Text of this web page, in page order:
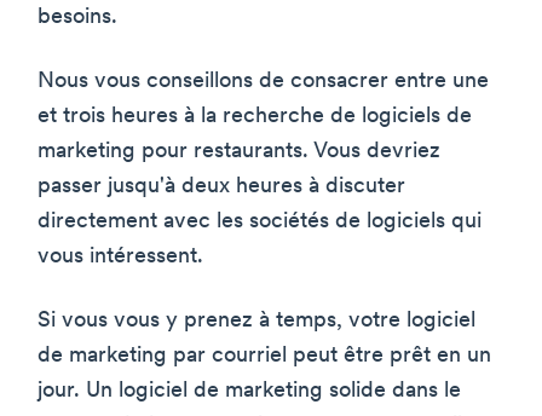
besoins.
Nous vous conseillons de consacrer entre une
et trois heures à la recherche de logiciels de
marketing pour restaurants. Vous devriez
passer jusqu'à deux heures à discuter
directement avec les sociétés de logiciels qui
vous intéressent.
Si vous vous y prenez à temps, votre logiciel
de marketing par courriel peut être prêt en un
jour. Un logiciel de marketing solide dans le